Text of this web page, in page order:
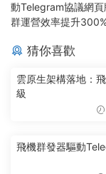
動Telegram協議網頁
群運營效率提升
猜你喜歡
雲原生架構落地：
級
飛機群發器驅動